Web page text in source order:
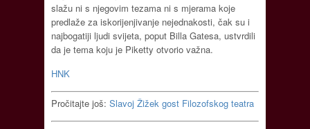
slažu ni s njegovim tezama ni s mjerama koje
predlaže za iskorijenjivanje nejednakosti, čak su i
najbogatiji ljudi svijeta, poput Billa Gatesa, ustvrdili
da je tema koju je Piketty otvorio važna.
HNK
Pročitajte još: Slavoj Žižek gost Filozofskog teatra